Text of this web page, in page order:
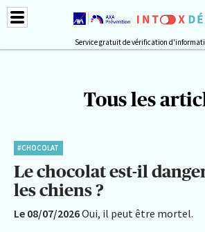
Service gratuit de vérification
Tous les
#CHOCOLAT
Le chocolat est-il
les chiens ?
Le 08/07/2026Oui, il peut être mortel.